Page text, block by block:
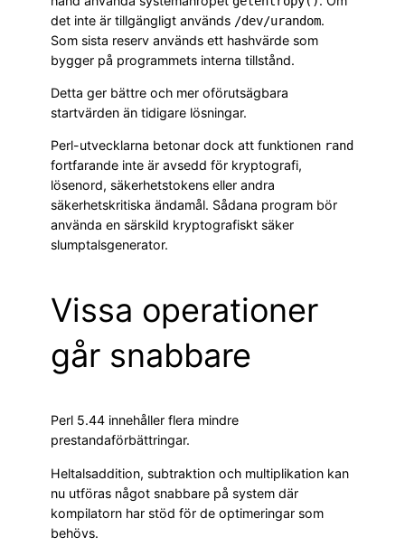
det inte är tillgängligt används /dev/urandom.
Som sista reserv används ett hashvärde som
bygger på programmets interna tillstånd.
Detta ger bättre och mer oförutsägbara
startvärden än tidigare lösningar.
Perl-utvecklarna betonar dock att funktionen rand
fortfarande inte är avsedd för kryptografi,
lösenord, säkerhetstokens eller andra
säkerhetskritiska ändamål. Sådana program bör
använda en särskild kryptografiskt säker
slumptalsgenerator.
Vissa operationer
går snabbare
Perl 5.44 innehåller flera mindre
prestandaförbättringar.
Heltalsaddition, subtraktion och multiplikation kan
nu utföras något snabbare på system där
kompilatorn har stöd för de optimeringar som
behövs.